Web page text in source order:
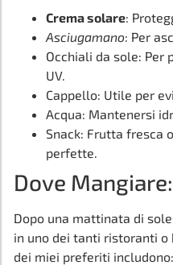
Crema solare:
Asciugamano: Per
Occhiali da sole: Per
UV.
Cappello: Utile per
Acqua: Mantenersi
Snack: Frutta fresca
perfette.
Dove
Dopo una mattinata di
in uno dei tanti ristoranti o
dei miei preferiti includono: